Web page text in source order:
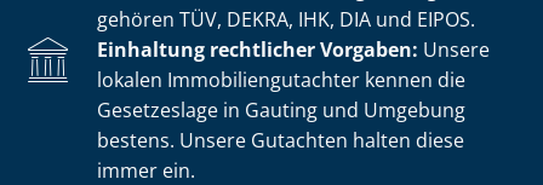
gehören TÜV, DEKRA, IHK, DIA und EIPOS.
Einhaltung rechtlicher Vorgaben: Unsere
lokalen Im­mo­bi­li­en­gut­ach­ter kennen die
Gesetzeslage in Gauting und Umgebung
bestens. Unsere Gutachten halten diese
immer ein.